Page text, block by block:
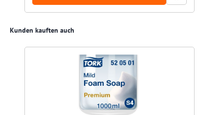
Produktgalerie überspringen
Kunden kauften auch